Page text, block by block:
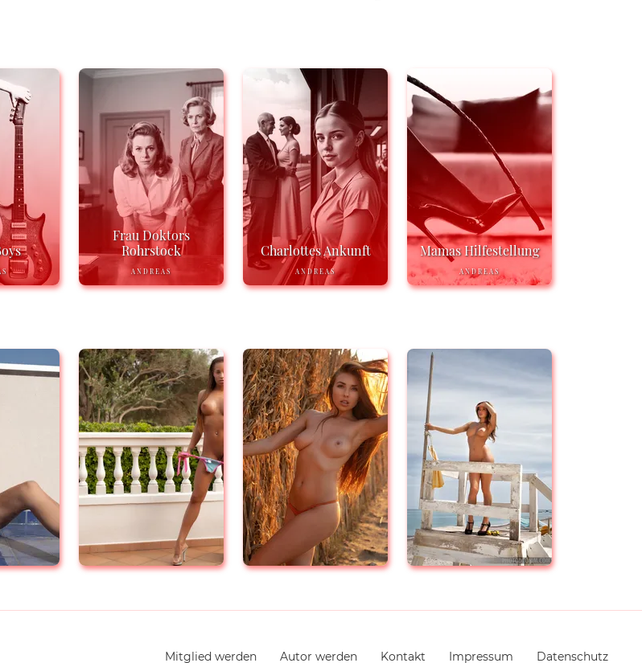
Frau Doktors
Rohrstock
ANDREAS
Charlottes Ankunft
ANDREAS
Mamas Hilfestellung
ANDREAS
Navigation
Mitglied werden Autor werden Kontakt Impressum Datenschutz